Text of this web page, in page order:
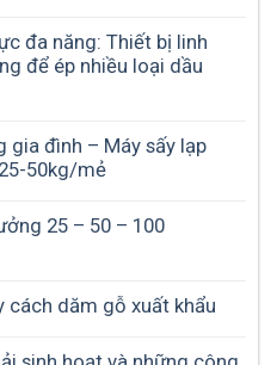
đa năng: Thiết bị linh
để ép nhiều loại dầu
gia đình – Máy sấy lạp
50kg/mẻ
25 – 50 – 100
cách dăm gỗ xuất khẩu